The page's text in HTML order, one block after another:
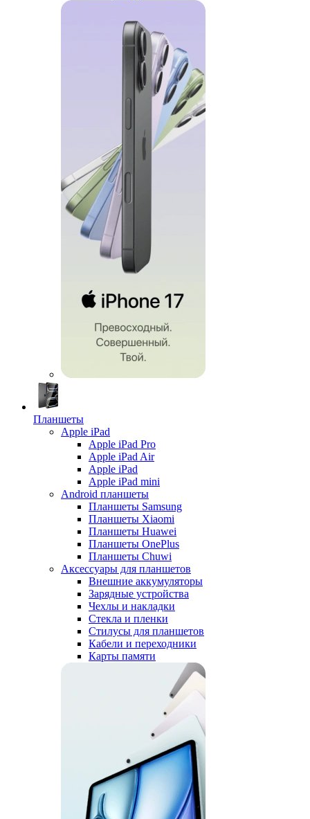
Планшеты
Apple iPad
Apple iPad Pro
Apple iPad Air
Apple iPad
Apple iPad mini
Android планшеты
Планшеты Samsung
Планшеты Xiaomi
Планшеты Huawei
Планшеты OnePlus
Планшеты Chuwi
Аксессуары для планшетов
Внешние аккумуляторы
Зарядные устройства
Чехлы и накладки
Стекла и пленки
Стилусы для планшетов
Кабели и переходники
Карты памяти